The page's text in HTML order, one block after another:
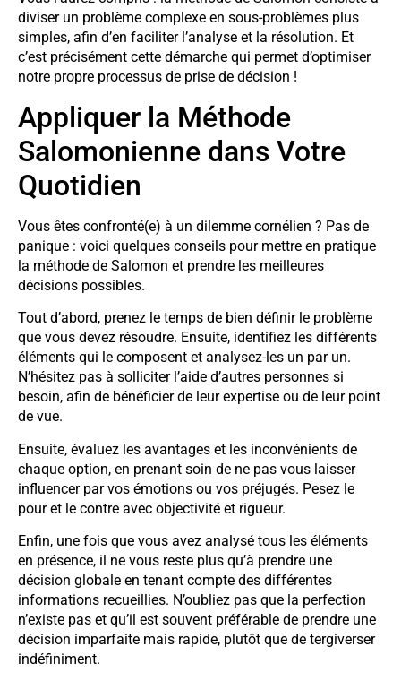
diviser un problème complexe en sous-problèmes plus
simples, afin d’en faciliter l’analyse et la résolution. Et
c’est précisément cette démarche qui permet d’optimiser
notre propre processus de prise de décision !
Appliquer la Méthode
Salomonienne dans Votre
Quotidien
Vous êtes confronté(e) à un dilemme cornélien ? Pas de
panique : voici quelques conseils pour mettre en pratique
la méthode de Salomon et prendre les meilleures
décisions possibles.
Tout d’abord, prenez le temps de bien définir le problème
que vous devez résoudre. Ensuite, identifiez les différents
éléments qui le composent et analysez-les un par un.
N’hésitez pas à solliciter l’aide d’autres personnes si
besoin, afin de bénéficier de leur expertise ou de leur point
de vue.
Ensuite, évaluez les avantages et les inconvénients de
chaque option, en prenant soin de ne pas vous laisser
influencer par vos émotions ou vos préjugés. Pesez le
pour et le contre avec objectivité et rigueur.
Enfin, une fois que vous avez analysé tous les éléments
en présence, il ne vous reste plus qu’à prendre une
décision globale en tenant compte des différentes
informations recueillies. N’oubliez pas que la perfection
n’existe pas et qu’il est souvent préférable de prendre une
décision imparfaite mais rapide, plutôt que de tergiverser
indéfiniment.